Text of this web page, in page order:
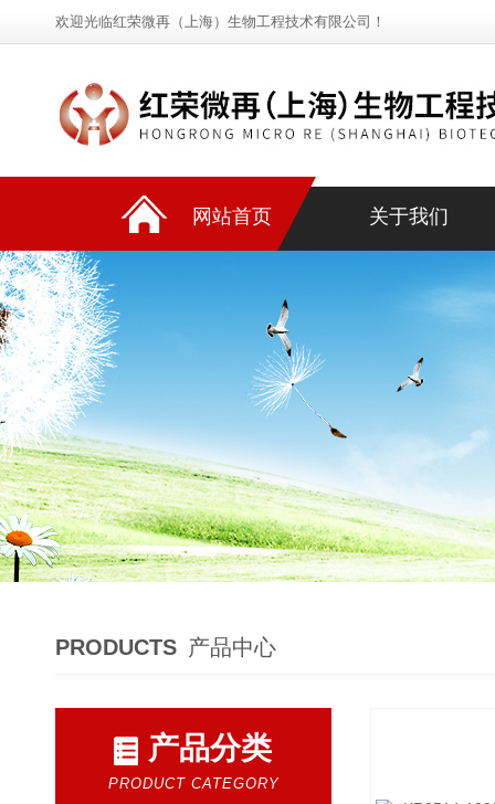
欢迎光临红荣微再（上海）生物工程技术有限公司！
网站首页 关于我们
PRODUCTS 产品中心
产品分类
PRODUCT CATEGORY